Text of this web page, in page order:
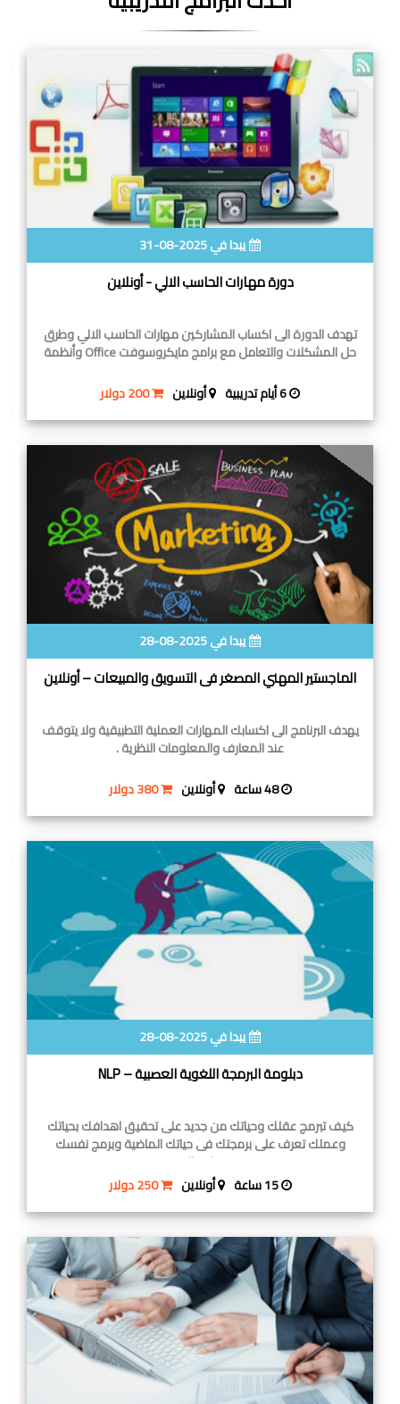
يبدا في 2025-08-31
دورة مهارات الحاسب الالي - أونلاين
تهدف الدورة الى اكساب المشاركين مهارات الحاسب الالي وطرق
حل المشكلات والتعامل مع برامج مايكروسوفت Office وأنظمة
أونلاين 200 دولار
يبدا في 2025-08-28
الماجستير المهني المصغر فى التسويق والمبيعات – أونلاين
يهدف البرنامج الى اكسابك المهارات العملية التطبيقية ولا يتوقف
عند المعارف والمعلومات النظرية .
48 ساعة
أونلاين 380 دولار
يبدا في 2025-08-28
دبلومة البرمجة اللغوية العصبية – NLP
كيف تبرمج عقلك وحياتك من جديد على تحقيق اهدافك بحياتك
وعملك تعرف على برمجتك فى حياتك الماضية وبرمج نفسك
بنفسك والتعرف
15 ساعة
أونلاين 250 دولار